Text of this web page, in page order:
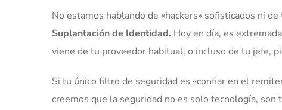
No estamos hablando de «hackers» sofisticados ni
Suplantación de Identidad. Hoy en día, es
viene de tu proveedor habitual, o incluso de tu jefe,
Si tu único filtro de seguridad es «confiar en el
creemos que la seguridad no es solo tecnología, son